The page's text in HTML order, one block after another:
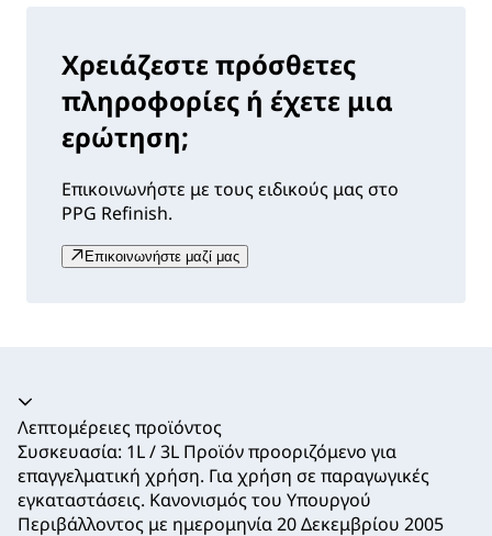
Χρειάζεστε πρόσθετες
πληροφορίες ή έχετε μια
ερώτηση;
Επικοινωνήστε με τους ειδικούς μας στο
PPG Refinish.
Επικοινωνήστε μαζί μας
Ακορντεόν καταρρεύσει
Λεπτομέρειες προϊόντος
Συσκευασία: 1L / 3L Προϊόν προοριζόμενο για
επαγγελματική χρήση. Για χρήση σε παραγωγικές
εγκαταστάσεις. Κανονισμός του Υπουργού
Περιβάλλοντος με ημερομηνία 20 Δεκεμβρίου 2005